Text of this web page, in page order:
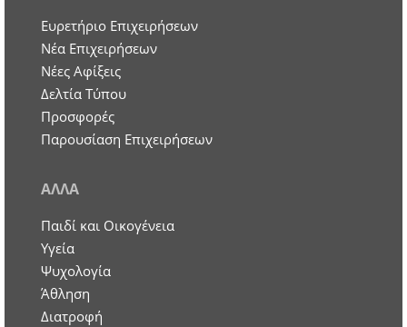
Ευρετήριο Επιχειρήσεων
Nέα Επιχειρήσεων
Νέες Αφίξεις
Δελτία Τύπου
Προσφορές
Παρουσίαση Επιχειρήσεων
ΑΛΛΑ
Παιδί και Οικογένεια
Υγεία
Ψυχολογία
Άθληση
Διατροφή